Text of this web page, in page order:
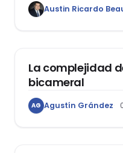
La complejidad
bicameral
AG Agustín Grández